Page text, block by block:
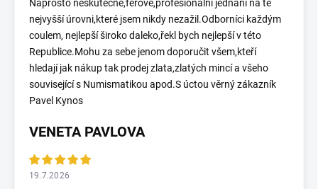
Naprosto neskutečné,férové,profesionální jednání na té
nejvyšší úrovni,které jsem nikdy nezažil.Odborníci každým
coulem, nejlepší široko daleko,řekl bych nejlepší v této
Republice.Mohu za sebe jenom doporučit všem,kteří
hledají jak nákup tak prodej zlata,zlatých mincí a všeho
související s Numismatikou apod.S úctou věrný zákazník
Pavel Kynos
VENETA PAVLOVA
19.7.2026